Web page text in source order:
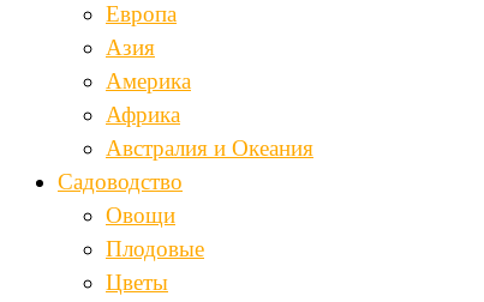
Европа
Азия
Америка
Африка
Австралия и Океания
Садоводство
Овощи
Плодовые
Цветы